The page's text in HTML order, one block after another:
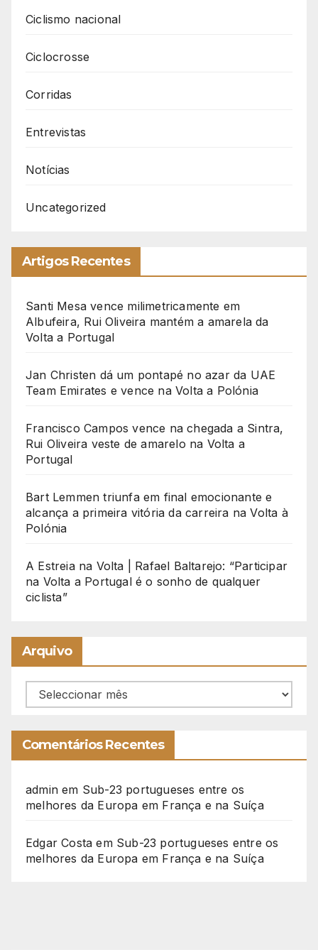
Ciclismo nacional
Ciclocrosse
Corridas
Entrevistas
Notícias
Uncategorized
Artigos Recentes
Santi Mesa vence milimetricamente em
Albufeira, Rui Oliveira mantém a amarela da
Volta a Portugal
Jan Christen dá um pontapé no azar da UAE
Team Emirates e vence na Volta a Polónia
Francisco Campos vence na chegada a Sintra,
Rui Oliveira veste de amarelo na Volta a
Portugal
Bart Lemmen triunfa em final emocionante e
alcança a primeira vitória da carreira na Volta à
Polónia
A Estreia na Volta | Rafael Baltarejo: “Participar
na Volta a Portugal é o sonho de qualquer
ciclista”
Arquivo
Arquivo
Comentários Recentes
admin em Sub-23 portugueses entre os
melhores da Europa em França e na Suíça
Edgar Costa em Sub-23 portugueses entre os
melhores da Europa em França e na Suíça